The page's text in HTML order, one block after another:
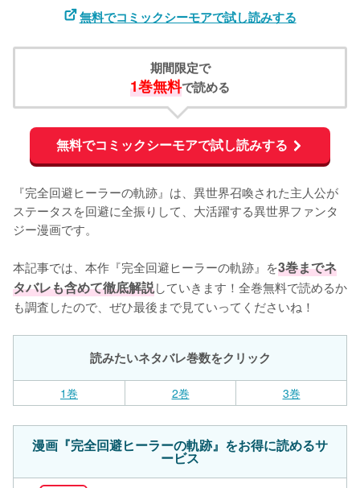
無料でコミックシーモアで試し読みする
期間限定で
1巻無料で読める
無料でコミックシーモアで試し読みする
『完全回避ヒーラーの軌跡』は、異世界召喚された主人公が
ステータスを回避に全振りして、大活躍する異世界ファンタ
ジー漫画です。
本記事では、本作『完全回避ヒーラーの軌跡』を3巻までネ
タバレも含めて徹底解説していきます！全巻無料で読めるか
も調査したので、ぜひ最後まで見ていってくださいね！
読みたいネタバレ巻数をクリック
1巻 2巻 3巻
漫画『完全回避ヒーラーの軌跡』をお得に読めるサ
ービス